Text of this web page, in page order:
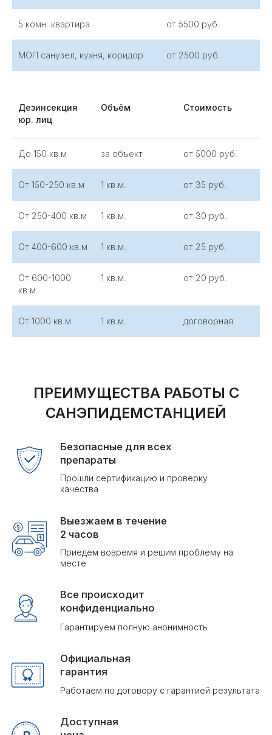
5 комн. квартира от 5500 руб.
МОП санузел, кухня, коридор от 2500 руб.
Дезинсекция
юр. лиц
Объём Стоимость
До 150 кв.м за объект от 5000 руб.
От 150-250 кв.м 1 кв.м. от 35 руб.
От 250-400 кв.м 1 кв.м. от 30 руб.
От 400-600 кв.м 1 кв.м. от 25 руб.
От 600-1000
кв.м
1 кв.м. от 20 руб.
От 1000 кв.м 1 кв.м. договорная